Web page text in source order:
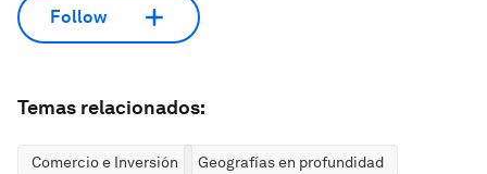
Follow
Temas relacionados:
Comercio e Inversión
Geografías en profundidad